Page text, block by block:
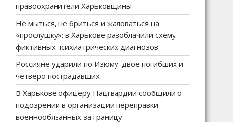
правоохранители Харьковщины
Не мыться, не бриться и жаловаться на
«прослушку»: в Харькове разоблачили схему
фиктивных психиатрических диагнозов
Россияне ударили по Изюму: двое погибших и
четверо пострадавших
В Харькове офицеру Нацгвардии сообщили о
подозрении в организации переправки
военнообязанных за границу